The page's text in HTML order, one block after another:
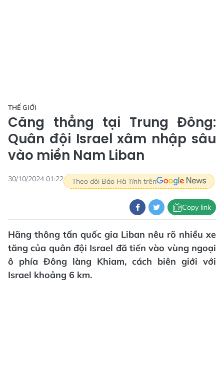
THẾ GIỚI
Căng thẳng tại Trung Đông:
Quân đội Israel xâm nhập sâu
vào miền Nam Liban
30/10/2024 01:22 Theo dõi Báo Hà Tĩnh trên
Copy link
Hãng thông tấn quốc gia Liban nêu rõ nhiều xe
tăng của quân đội Israel đã tiến vào vùng ngoại
ô phía Đông làng Khiam, cách biên giới với
Israel khoảng 6 km.